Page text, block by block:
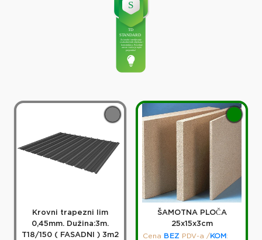
Krovni trapezni lim
0,45mm. Dužina:3m.
T18/150 ( FASADNI ) 3m2
ŠAMOTNA PLOČA
25x15x3cm
Cena
BEZ PDV-a / KOM :